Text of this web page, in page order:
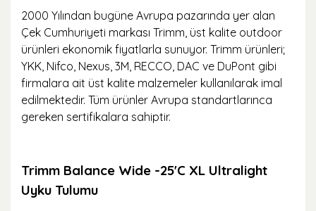
2000 Yılından bugüne Avrupa pazarında yer alan
Çek Cumhuriyeti markası Trimm, üst kalite outdoor
ürünleri ekonomik fiyatlarla sunuyor. Trimm ürünleri;
YKK, Nifco, Nexus, 3M, RECCO, DAC ve DuPont gibi
firmalara ait üst kalite malzemeler kullanılarak imal
edilmektedir. Tüm ürünler Avrupa standartlarınca
gereken sertifikalara sahiptir.
Trimm Balance Wide -25'C XL Ultralight
Uyku Tulumu